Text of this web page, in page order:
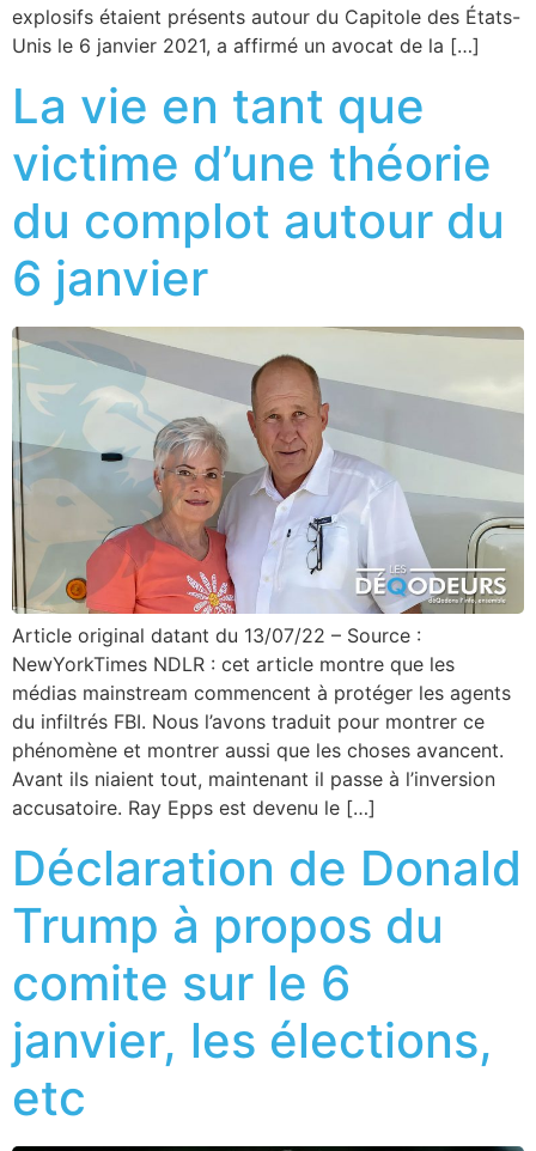
explosifs étaient présents autour du Capitole des États-
Unis le 6 janvier 2021, a affirmé un avocat de la […]
La vie en tant que
victime d’une théorie
du complot autour du
6 janvier
Article original datant du 13/07/22 – Source :
NewYorkTimes NDLR : cet article montre que les
médias mainstream commencent à protéger les agents
du infiltrés FBI. Nous l’avons traduit pour montrer ce
phénomène et montrer aussi que les choses avancent.
Avant ils niaient tout, maintenant il passe à l’inversion
accusatoire. Ray Epps est devenu le […]
Déclaration de Donald
Trump à propos du
comite sur le 6
janvier, les élections,
etc